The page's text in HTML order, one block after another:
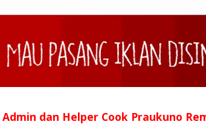
dan Helper Cook Praukuno